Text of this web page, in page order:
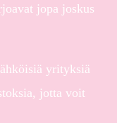
jopa joskus
yrityksiä
jotta voit